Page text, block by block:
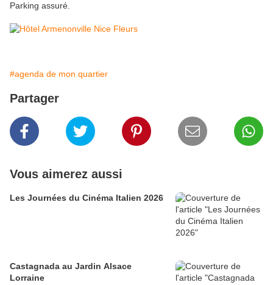
Parking assuré.
#agenda de mon quartier
Partager
Vous aimerez aussi
Les Journées du Cinéma Italien 2026
Castagnada au Jardin Alsace
Lorraine